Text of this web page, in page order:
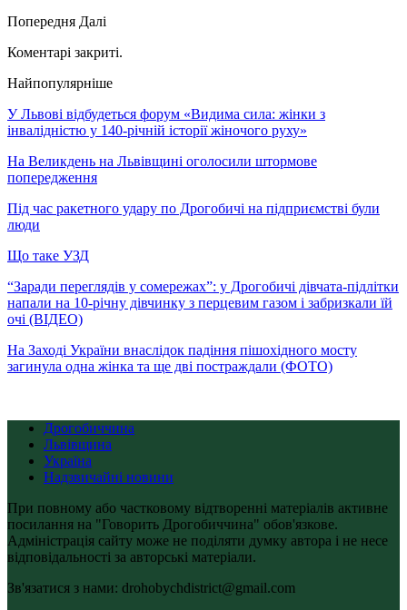
Попередня Далі
Коментарі закриті.
Найпопулярніше
У Львові відбудеться форум «Видима сила: жінки з
інвалідністю у 140-річній історії жіночого руху»
На Великдень на Львівщині оголосили штормове
попередження
Під час ракетного удару по Дрогобичі на підприємстві були
люди
Що таке УЗД
“Заради переглядів у сомережах”: у Дрогобичі дівчата-підлітки
напали на 10-річну дівчинку з перцевим газом і забризкали їй
очі (ВІДЕО)
На Заході України внаслідок падіння пішохідного мосту
загинула одна жінка та ще дві постраждали (ФОТО)
Дрогобиччина
Львівщина
Україна
Надзвичайні новини
При повному або частковому відтворенні матеріалів активне
посилання на "Говорить Дрогобиччина" обов'язкове.
Адміністрація сайту може не поділяти думку автора і не несе
відповідальності за авторські матеріали.
Зв'язатися з нами: drohobychdistrict@gmail.com